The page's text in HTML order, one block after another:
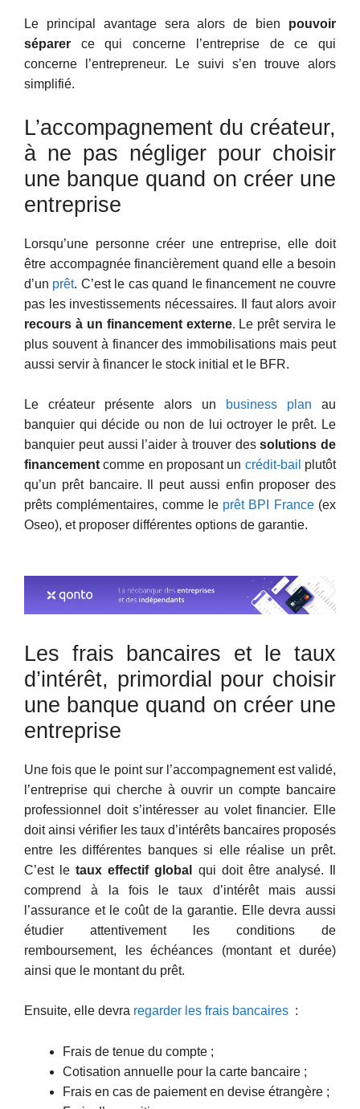
Le principal avantage sera alors de bien pouvoir
séparer ce qui concerne l’entreprise de ce qui
concerne l’entrepreneur. Le suivi s’en trouve alors
simplifié.
L’accompagnement du créateur,
à ne pas négliger pour choisir
une banque quand on créer une
entreprise
Lorsqu’une personne créer une entreprise, elle doit
être accompagnée financièrement quand elle a besoin
d’un prêt. C’est le cas quand le financement ne couvre
pas les investissements nécessaires. Il faut alors avoir
recours à un financement externe. Le prêt servira le
plus souvent à financer des immobilisations mais peut
aussi servir à financer le stock initial et le BFR.
Le créateur présente alors un business plan au
banquier qui décide ou non de lui octroyer le prêt. Le
banquier peut aussi l’aider à trouver dessolutions de
financementcomme en proposant un crédit-bail plutôt
qu’un prêt bancaire. Il peut aussi enfin proposer des
prêts complémentaires, comme le prêt BPI France(ex
Oseo), et proposer différentes options de garantie.
Les frais bancaires et le taux
d’intérêt, primordial pour choisir
une banque quand on créer une
entreprise
Une fois que le point sur l’accompagnement est validé,
l’entreprise qui cherche à ouvrir un compte bancaire
professionnel doit s’intéresser au volet financier. Elle
doit ainsi vérifier les taux d’intérêts bancaires proposés
entre les différentes banques si elle réalise un prêt.
C’est le taux effectif global
qui doit être analysé. Il
comprend à la fois le taux d’intérêt mais aussi
l’assurance et le coût de la garantie. Elle devra aussi
étudier attentivement les conditions de
remboursement, les échéances (montant et durée)
ainsi que le montant du prêt.
Ensuite, elle devra regarder les frais bancaires :
Frais de tenue du compte ;
Cotisation annuelle pour la carte bancaire ;
Frais en cas de paiement en devise étrangère ;